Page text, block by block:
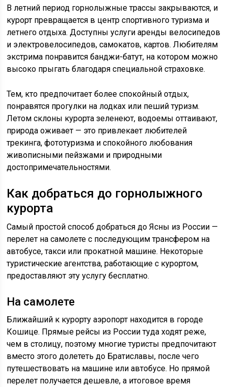
В летний период горнолыжные трассы закрываются, и
курорт превращается в центр спортивного туризма и
летнего отдыха. Доступны услуги аренды велосипедов
и электровелосипедов, самокатов, картов. Любителям
экстрима понравится банджи-батут, на котором можно
высоко прыгать благодаря специальной страховке.
Тем, кто предпочитает более спокойный отдых,
понравятся прогулки на лодках или пеший туризм.
Летом склоны курорта зеленеют, водоемы оттаивают,
природа оживает — это привлекает любителей
трекинга, фототуризма и спокойного любования
живописными пейзжами и природными
достопримечательностями.
Как добраться до горнолыжного
курорта
Самый простой способ добраться до Ясны из России —
перелет на самолете с последующим трансфером на
автобусе, такси или прокатной машине. Некоторые
туристические агентства, работающие с курортом,
предоставляют эту услугу бесплатно.
На самолете
Ближайший к курорту аэропорт находится в городе
Кошице. Прямые рейсы из России туда ходят реже,
чем в столицу, поэтому многие туристы предпочитают
вместо этого долететь до Братиславы, после чего
путешествовать на машине или автобусе. Но прямой
перелет получается дешевле, а итоговое время